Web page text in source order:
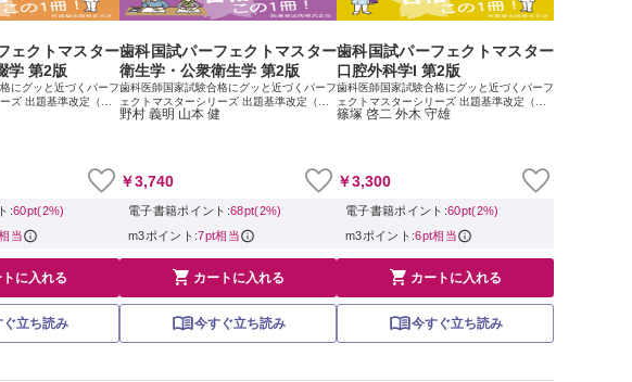
ェクトマスター
学 第2版
にグッと近づくパーフ
ズ 出題基準改定（令
訂版，登場 歯科医師国
:60pt(2%)
当
トに入れる
ぐ立ち読み
歯科国試パーフェクトマスター
衛生学・公衆衛生学 第2版
歯科医師国家試験合格にグッと近づくパーフ
ェクトマスターシリーズ 出題基準改定（令
和5年）に対応した改訂版，登場 歯科医師国
野村 義明 山本 健
￥3,740
電子書籍ポイント:68pt(2%)
m3ポイント:7pt相当
 カートに入れる
今すぐ立ち読み
歯科国試パーフェクトマスター
口腔外科学I 第2版
歯科医師国家試験合格にグッと近づくパーフ
ェクトマスターシリーズ 出題基準改定（令
和5年）に対応した改訂版，登場 歯科医師国
篠塚 啓二 外木 守雄
￥3,300
電子書籍ポイント:60pt(2%)
m3ポイント:6pt相当
 カートに入れる
今すぐ立ち読み